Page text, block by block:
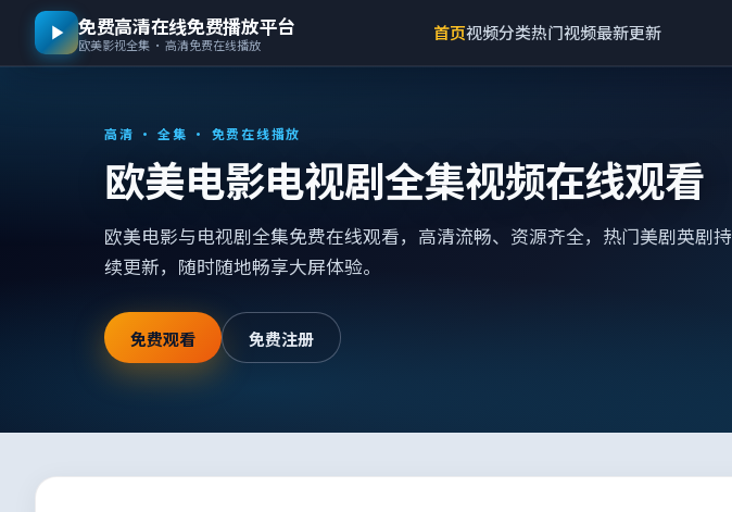
免费高清在线免费播放平台
欧美影视全集 · 高清免费在线播放
首页视频分类热门视频最新更新
高清 · 全集 · 免费在线播放
欧美电影电视剧全集视频在线观看
欧美电影与电视剧全集免费在线观看，高清流畅、资源齐全，热门美剧英剧持
续更新，随时随地畅享大屏体验。
免费观看 免费注册